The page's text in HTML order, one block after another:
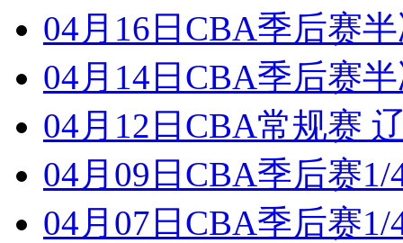
04月16日CBA季后赛
04月14日CBA季后赛
04月12日CBA常规赛
04月09日CBA季后赛
04月07日CBA季后赛